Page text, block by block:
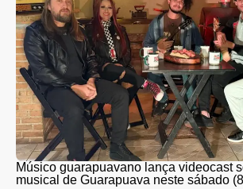
Músico guarapuavano lança videocast
musical de Guarapuava neste sábado